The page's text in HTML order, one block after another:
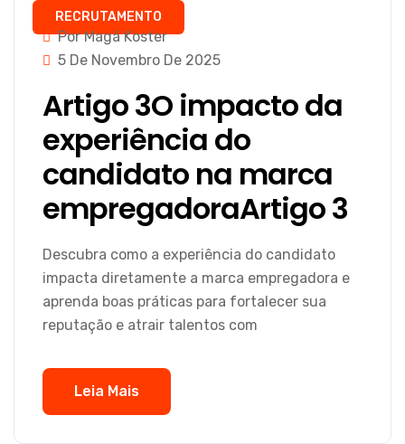
RECRUTAMENTO
Por Magá Koster
5 De Novembro De 2025
Artigo 3O impacto da
experiência do
candidato na marca
empregadoraArtigo 3
Descubra como a experiência do candidato
impacta diretamente a marca empregadora e
aprenda boas práticas para fortalecer sua
reputação e atrair talentos com
Leia Mais